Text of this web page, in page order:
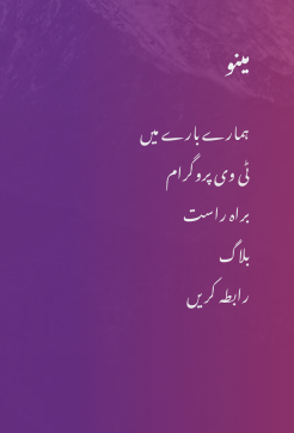
مینو
ہمارے بارے میں
ٹی وی پروگرام
براہ راست
بلاگ
رابطہ کریں